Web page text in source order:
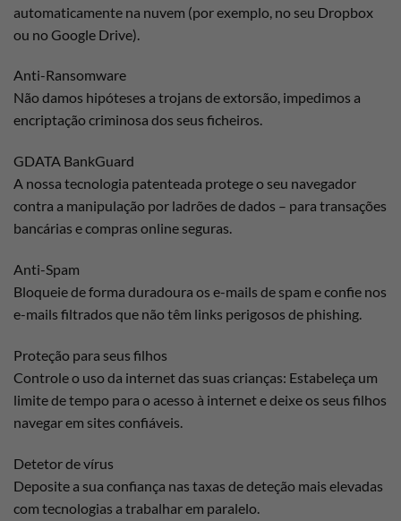
automaticamente na nuvem (por exemplo, no seu Dropbox
ou no Google Drive).
Anti-Ransomware
Não damos hipóteses a trojans de extorsão, impedimos a
encriptação criminosa dos seus ficheiros.
GDATA BankGuard
A nossa tecnologia patenteada protege o seu navegador
contra a manipulação por ladrões de dados – para transações
bancárias e compras online seguras.
Anti-Spam
Bloqueie de forma duradoura os e-mails de spam e confie nos
e-mails filtrados que não têm links perigosos de phishing.
Proteção para seus filhos
Controle o uso da internet das suas crianças: Estabeleça um
limite de tempo para o acesso à internet e deixe os seus filhos
navegar em sites confiáveis.
Detetor de vírus
Deposite a sua confiança nas taxas de deteção mais elevadas
com tecnologias a trabalhar em paralelo.